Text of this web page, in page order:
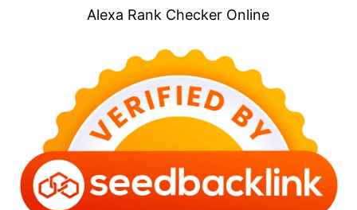
Alexa Rank Checker Online